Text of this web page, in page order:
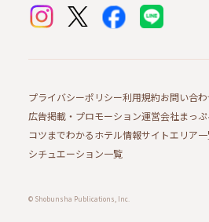
プライバシーポリシー利用規約お問い合
広告掲載・プロモーション運営会社まっ
コツまでわかるホテル情報サイトエリア
シチュエーション一覧
© Shobunsha Publications, Inc.